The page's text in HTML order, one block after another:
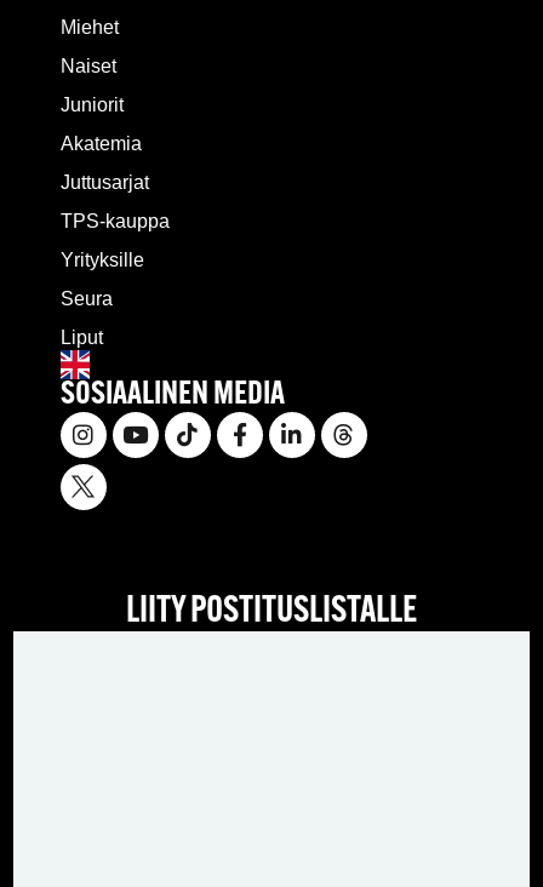
Miehet
Naiset
Juniorit
Akatemia
Juttusarjat
TPS-kauppa
Yrityksille
Seura
Liput
SOSIAALINEN MEDIA
LIITY POSTITUSLISTALLE